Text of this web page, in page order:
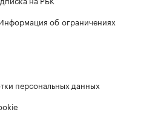
об ограничениях
персональных данных